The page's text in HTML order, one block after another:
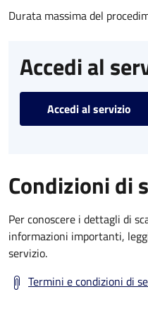
Durata massima del
Accedi al
Accedi al servizio
Condizioni di
Per conoscere i dettagli di
informazioni importanti,
servizio.
Termini e condizioni di